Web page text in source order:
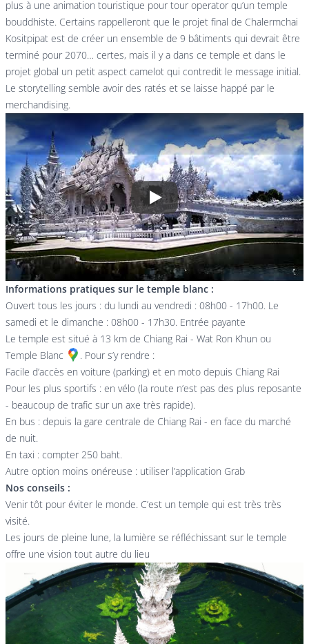
plus à une animation touristique pour tour operator qu’un temple
bouddhiste. Certains rappelleront que le projet final de Chalermchai
Kositpipat est de créer un ensemble de 9 bâtiments qui devrait être
terminé pour 2070… certes, mais il y a dans ce temple et dans le
projet global un petit aspect camelot qui contredit le message initial.
Le storytelling semble avoir des ratés et se laisse happé par le
merchandising.
Play
Informations pratiques sur le temple blanc :
Ouvert tous les jours : du lundi au vendredi : 08h00 - 17h00. Le
samedi et le dimanche : 08h00 - 17h30. Entrée payante
Le temple est situé à 13 km de Chiang Rai - Wat Ron Khun ou
Temple Blanc
. Pour s’y rendre :
Facile d’accès en voiture (parking) et en moto depuis Chiang Rai
Pour les plus sportifs : en vélo (la route n’est pas des plus reposante
- beaucoup de trafic sur un axe très rapide).
En bus : depuis la gare centrale de Chiang Rai - en face du marché
de nuit.
En taxi : compter 250 baht.
Autre option moins onéreuse : utiliser l’application Grab
Nos conseils :
Venir tôt pour éviter le monde. C’est un temple qui est très très
visité.
Les jours de pleine lune, la lumière se réfléchissant sur le temple
offre une vision tout autre du lieu